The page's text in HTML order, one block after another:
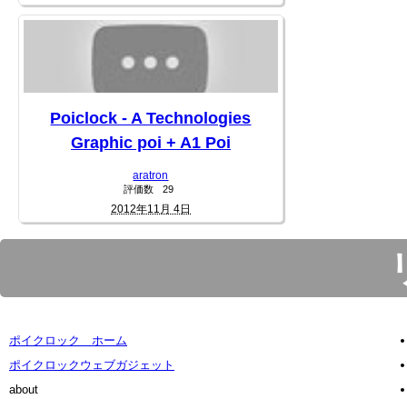
Poiclock - A Technologies
Graphic poi + A1 Poi
aratron
評価数 29
2012年11月 4日
ポイクロック ホーム
ポイクロックウェブガジェット
about